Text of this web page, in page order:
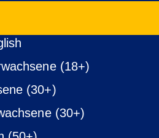
(18+)
(30+)
(30+)